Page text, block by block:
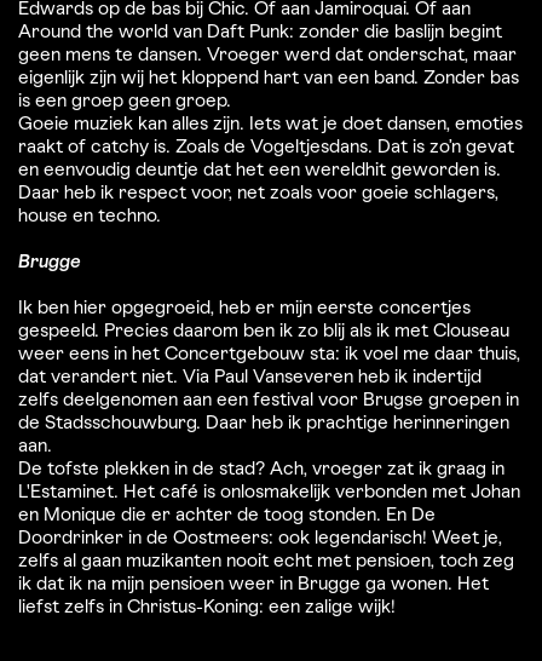
Edwards op de bas bij Chic. Of aan Jamiroquai. Of aan
Around the world van Daft Punk: zonder die baslijn begint
geen mens te dansen. Vroeger werd dat onderschat, maar
eigenlijk zijn wij het kloppend hart van een band. Zonder bas
is een groep geen groep.
Goeie muziek kan alles zijn. Iets wat je doet dansen, emoties
raakt of catchy is. Zoals de Vogeltjesdans. Dat is zo’n gevat
en eenvoudig deuntje dat het een wereldhit geworden is.
Daar heb ik respect voor, net zoals voor goeie schlagers,
house en techno.
Brugge
Ik ben hier opgegroeid, heb er mijn eerste concertjes
gespeeld. Precies daarom ben ik zo blij als ik met Clouseau
weer eens in het Concertgebouw sta: ik voel me daar thuis,
dat verandert niet. Via Paul Vanseveren heb ik indertijd
zelfs deelgenomen aan een festival voor Brugse groepen in
de Stadsschouwburg. Daar heb ik prachtige herinneringen
aan.
De tofste plekken in de stad? Ach, vroeger zat ik graag in
L'Estaminet. Het café is onlosmakelijk verbonden met Johan
en Monique die er achter de toog stonden. En De
Doordrinker in de Oostmeers: ook legendarisch! Weet je,
zelfs al gaan muzikanten nooit echt met pensioen, toch zeg
ik dat ik na mijn pensioen weer in Brugge ga wonen. Het
liefst zelfs in Christus-Koning: een zalige wijk!